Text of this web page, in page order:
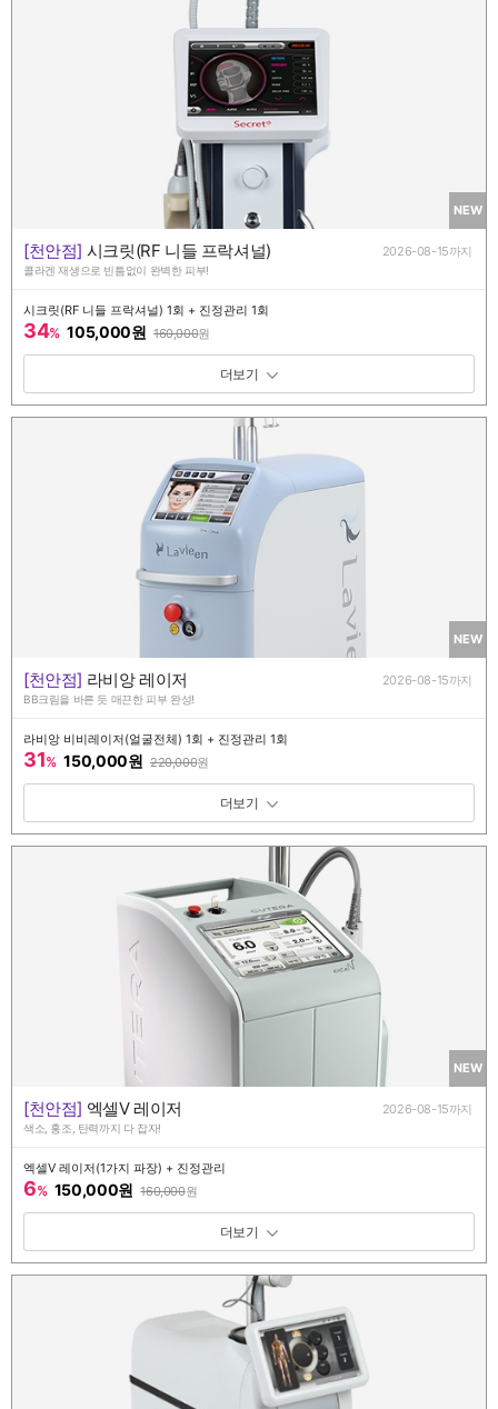
NEW
[천안점] 시크릿(RF 니들 프락셔널) 2026-08-15까지
콜라겐 재생으로 빈틈없이 완벽한 피부!
시크릿(RF 니들 프락셔널) 1회 + 진정관리 1회
34% 105,000원 160,000원
패키지 보기 토글
NEW
[천안점] 라비앙 레이저 2026-08-15까지
BB크림을 바른 듯 매끈한 피부 완성!
라비앙 비비레이저(얼굴전체) 1회 + 진정관리 1회
31% 150,000원 220,000원
패키지 보기 토글
NEW
[천안점] 엑셀V 레이저 2026-08-15까지
색소, 홍조, 탄력까지 다 잡자!
엑셀V 레이저(1가지 파장) + 진정관리
6% 150,000원 160,000원
패키지 보기 토글